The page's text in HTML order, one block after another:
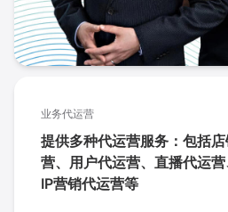
业务代运营
提供多种代运营服务：包括
营、用户代运营、直播代运
IP营销代运营等